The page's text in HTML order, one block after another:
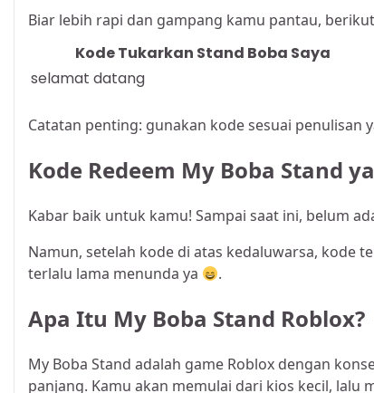
Biar lebih rapi dan gampang kamu pantau,
Kode Tukarkan Stand Boba Saya
selamat datang
Catatan penting: gunakan kode sesuai
Kode Redeem My Boba Stand
Kabar baik untuk kamu! Sampai saat ini, belum
Namun, setelah kode di atas kedaluwarsa, kode
terlalu lama menunda ya
.
Apa Itu My Boba Stand Roblox?
My Boba Stand adalah game Roblox dengan
panjang. Kamu akan memulai dari kios kecil, lalu